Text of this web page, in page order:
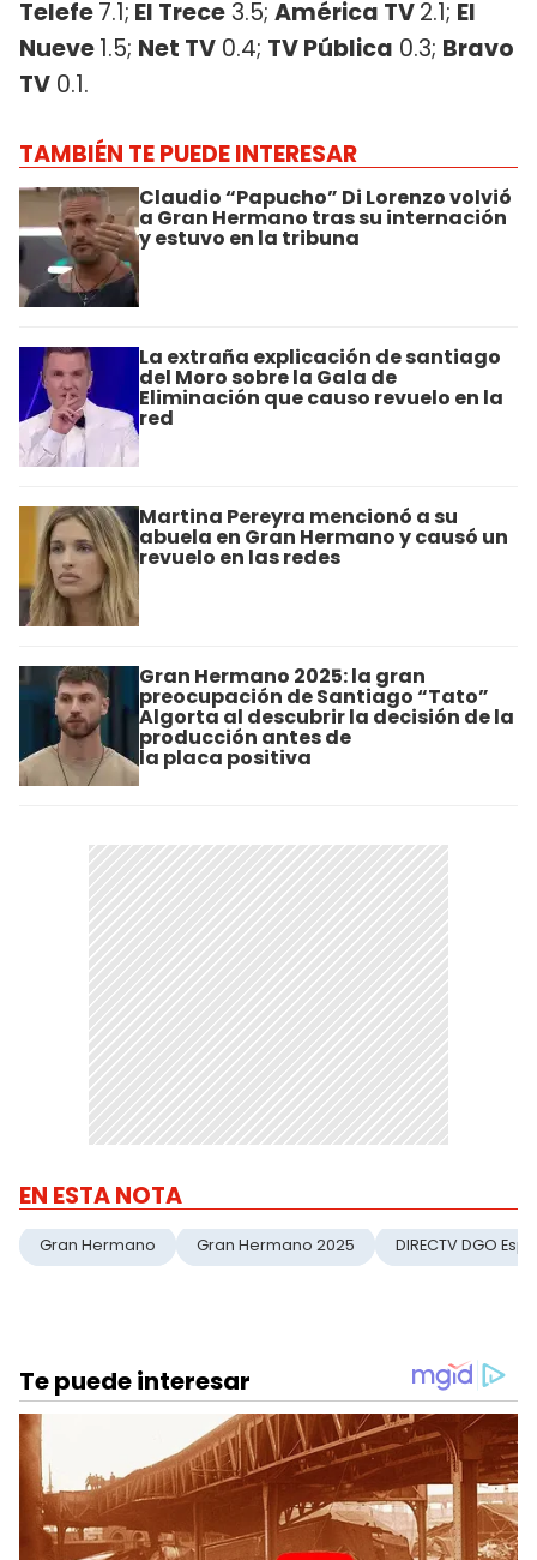
Telefe7.1; El Trece 3.5; América TV2.1; El
Nueve1.5; Net TV 0.4; TV Pública 0.3; Bravo
TV 0.1.
TAMBIÉN TE PUEDE INTERESAR
Claudio “Papucho” Di Lorenzo volvió
a Gran Hermano tras su internación
y estuvo en la tribuna
La extraña explicación de santiago
del Moro sobre la Gala de
Eliminación que causo revuelo en la
red
Martina Pereyra mencionó a su
abuela en Gran Hermano y causó un
revuelo en las redes
Gran Hermano 2025: la gran
preocupación de Santiago “Tato”
Algorta al descubrir la decisión de la
producción antes de
la placa positiva
EN ESTA NOTA
Gran Hermano Gran Hermano 2025 DIRECTV DGO